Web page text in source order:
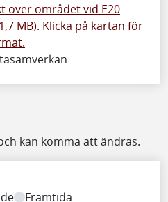
över området vid E20
MB). Klicka på kartan för
kan komma att ändras.
Framtida